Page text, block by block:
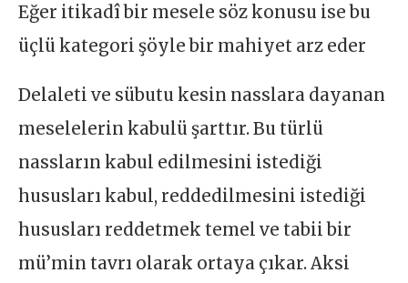
Eğer itikadî bir mesele söz konusu ise bu
üçlü kategori şöyle bir mahiyet arz eder
Delaleti ve sübutu kesin nasslara dayanan
meselelerin kabulü şarttır. Bu türlü
nassların kabul edilmesini istediği
hususları kabul, reddedilmesini istediği
hususları reddetmek temel ve tabii bir
mü’min tavrı olarak ortaya çıkar. Aksi